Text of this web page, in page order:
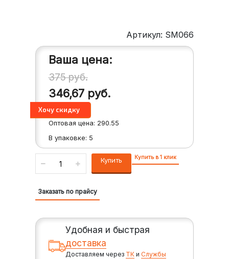
Артикул: SM066
Ваша цена:
375руб.
346,67 руб.
Оптовая цена: 290.55
В упаковке: 5
Купить Купить в 1 клик
Заказать по прайсу
Удобная и быстрая
доставка
Доставляем через ТК иСлужбы